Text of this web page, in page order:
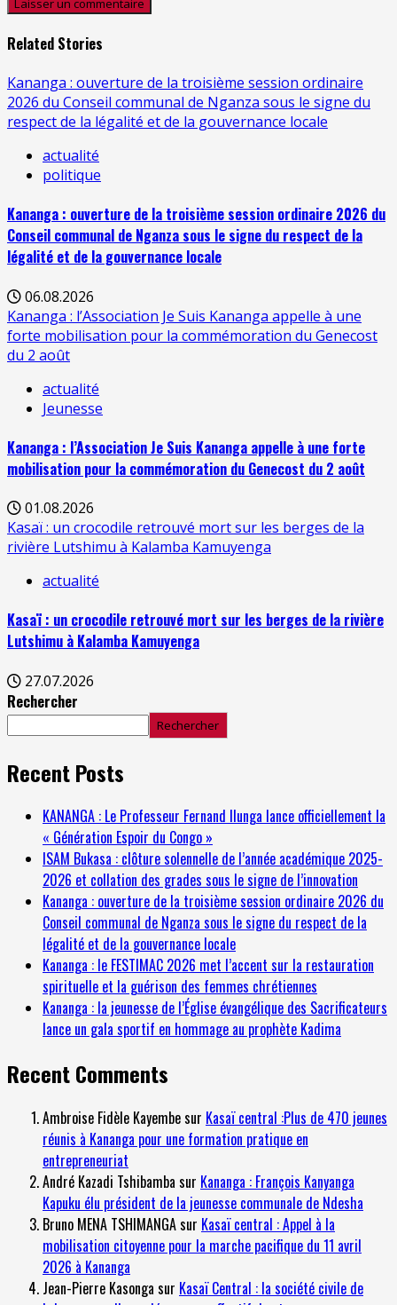
Related Stories
Kananga : ouverture de la troisième session ordinaire
2026 du Conseil communal de Nganza sous le signe du
respect de la légalité et de la gouvernance locale
actualité
politique
Kananga : ouverture de la troisième session ordinaire 2026 du
Conseil communal de Nganza sous le signe du respect de la
légalité et de la gouvernance locale
06.08.2026
Kananga : l’Association Je Suis Kananga appelle à une
forte mobilisation pour la commémoration du Genecost
du 2 août
actualité
Jeunesse
Kananga : l’Association Je Suis Kananga appelle à une forte
mobilisation pour la commémoration du Genecost du 2 août
01.08.2026
Kasaï : un crocodile retrouvé mort sur les berges de la
rivière Lutshimu à Kalamba Kamuyenga
actualité
Kasaï : un crocodile retrouvé mort sur les berges de la rivière
Lutshimu à Kalamba Kamuyenga
27.07.2026
Rechercher
Rechercher
Recent Posts
KANANGA : Le Professeur Fernand Ilunga lance officiellement la
« Génération Espoir du Congo »
ISAM Bukasa : clôture solennelle de l’année académique 2025-
2026 et collation des grades sous le signe de l’innovation
Kananga : ouverture de la troisième session ordinaire 2026 du
Conseil communal de Nganza sous le signe du respect de la
légalité et de la gouvernance locale
Kananga : le FESTIMAC 2026 met l’accent sur la restauration
spirituelle et la guérison des femmes chrétiennes
Kananga : la jeunesse de l’Église évangélique des Sacrificateurs
lance un gala sportif en hommage au prophète Kadima
Recent Comments
Ambroise Fidèle Kayembesur Kasaï central :Plus de 470 jeunes
réunis à Kananga pour une formation pratique en
entrepreneuriat
André Kazadi Tshibamba sur Kananga : François Kanyanga
Kapuku élu président de la jeunesse communale de Ndesha
Bruno MENA TSHIMANGAsur Kasaï central : Appel à la
mobilisation citoyenne pour la marche pacifique du 11 avril
2026 à Kananga
Jean-Pierre Kasonga sur Kasaï Central : la société civile de